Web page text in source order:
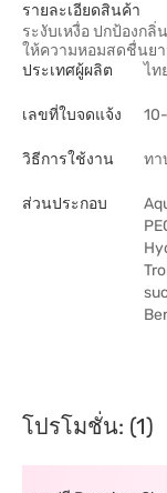
รายละเอียดสินค้า
ระงับเหงื่อ ปกป้องก
ให้ความหอมสดชื่นย
ประเทศผู้ผลิต
ไท
เลขที่ใบจดแจ้ง
วิธีการใช้งาน ทา
ส่วนประกอบ
โปรโมชั่น: (1)